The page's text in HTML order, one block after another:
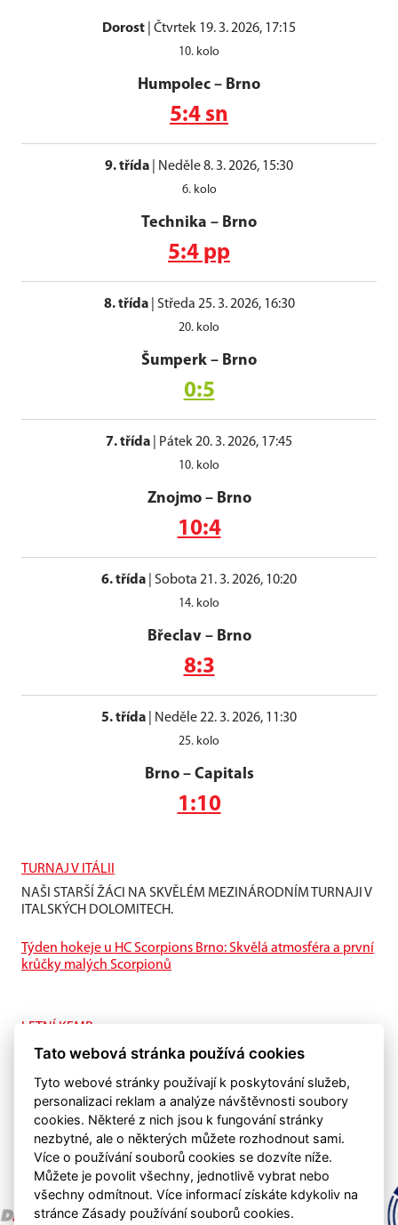
Dorost Čtvrtek 19. 3. 2026, 17:15
10. kolo
Humpolec – Brno
5:4 sn
9. třída Neděle 8. 3. 2026, 15:30
6. kolo
Technika – Brno
5:4 pp
8. třída| Středa 25. 3. 2026, 16:30
20. kolo
Šumperk – Brno
0:5
7. třída Pátek 20. 3. 2026, 17:45
10. kolo
Znojmo– Brno
10:4
6. třída Sobota 21. 3. 2026, 10:20
14. kolo
Břeclav– Brno
8:3
5. třída Neděle 22. 3. 2026, 11:30
25. kolo
Brno– Capitals
1:10
TURNAJ V ITÁLII
NAŠI STARŠÍ ŽÁCI NA SKVĚLÉM MEZINÁRODNÍM TURNAJI V
ITALSKÝCH DOLOMITECH.
Týden hokeje u HC Scorpions Brno: Skvělá atmosféra a první
krůčky malých Scorpionů
LETNÍ KEMP
I na ledě je letní příprava také důležitá.
Tato webová stránka používá cookies
Tyto webové stránky používají k poskytování služeb,
personalizaci reklam a analýze návštěvnosti soubory
cookies. Některé z nich jsou k fungování stránky
nezbytné, ale o některých můžete rozhodnout sami.
Více o používání souborů cookies se dozvíte níže.
Můžete je povolit všechny, jednotlivě vybrat nebo
všechny odmítnout. Více informací získáte kdykoliv na
stránce Zásady používání souborů cookies.